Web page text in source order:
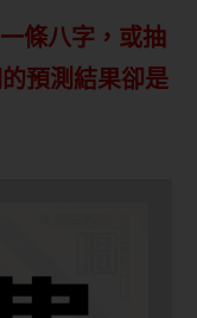
條八字，或抽
預測結果卻是